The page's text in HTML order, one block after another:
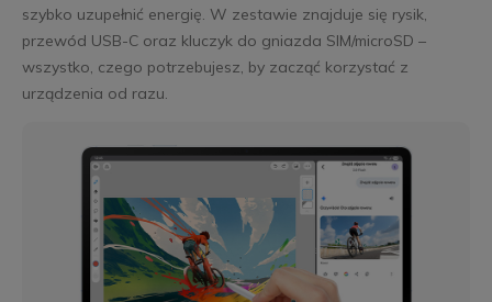
szybko uzupełnić energię. W zestawie znajduje się rysik,
przewód USB-C oraz kluczyk do gniazda SIM/microSD –
wszystko, czego potrzebujesz, by zacząć korzystać z
urządzenia od razu.